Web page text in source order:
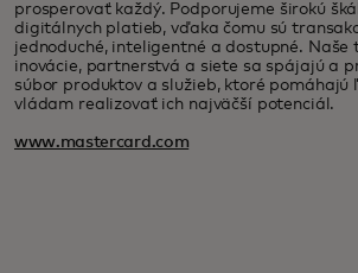
prosperovať každý. Podporujeme širokú
digitálnych platieb, vďaka čomu sú
jednoduché, inteligentné a dostupné. Naše
inovácie, partnerstvá a siete sa spájajú a
súbor produktov a služieb, ktoré pomáhajú
vládam realizovať ich najväčší potenciál.
www.mastercard.com